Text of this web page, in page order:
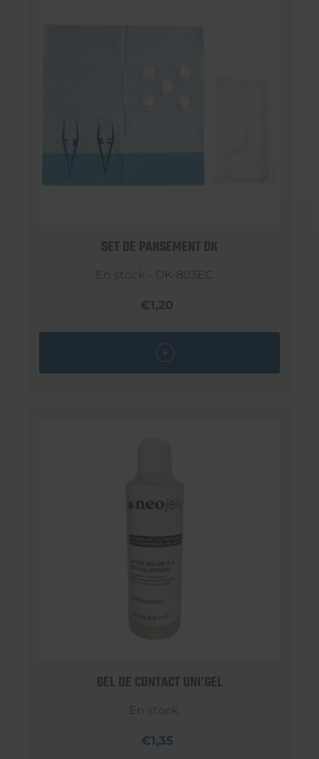
SET DE PANSEMENT DK
En stock - DK-803EC
€1,20
GEL DE CONTACT UNI’GEL
En stock
€1,35